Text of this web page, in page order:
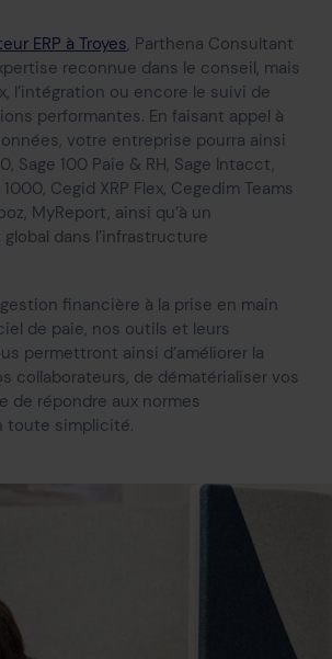
ERP à Troyes , Parthena Consultant
reconnue dans le conseil, mais
l’intégration ou encore le suivi de
performantes. En faisant appel à
votre entreprise pourra ainsi
Sage 100 Paie & RH, Sage Intacct,
1000, Cegid XRP Flex, Cegedim Teams
MyReport, ainsi qu’à un
dans l’infrastructure
financière à la prise en main
de paie, nos outils et leurs
permettront ainsi d’améliorer la
collaborateurs, de dématérialiser vos
de répondre aux normes
toute simplicité.